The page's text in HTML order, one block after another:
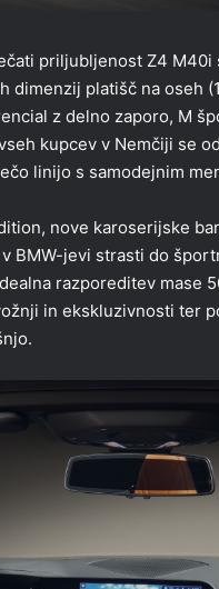
priljubljenost Z4
platišč na oseh
z delno zaporo, M
kupcev v Nemčiji se
linijo s samodejnim
nove karoserijske
BMW-jevi strasti do
razporeditev mase
in ekskluzivnosti ter